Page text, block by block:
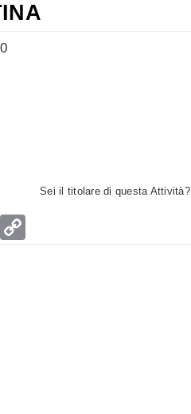
Sei il titolare di questa Attività?
Email